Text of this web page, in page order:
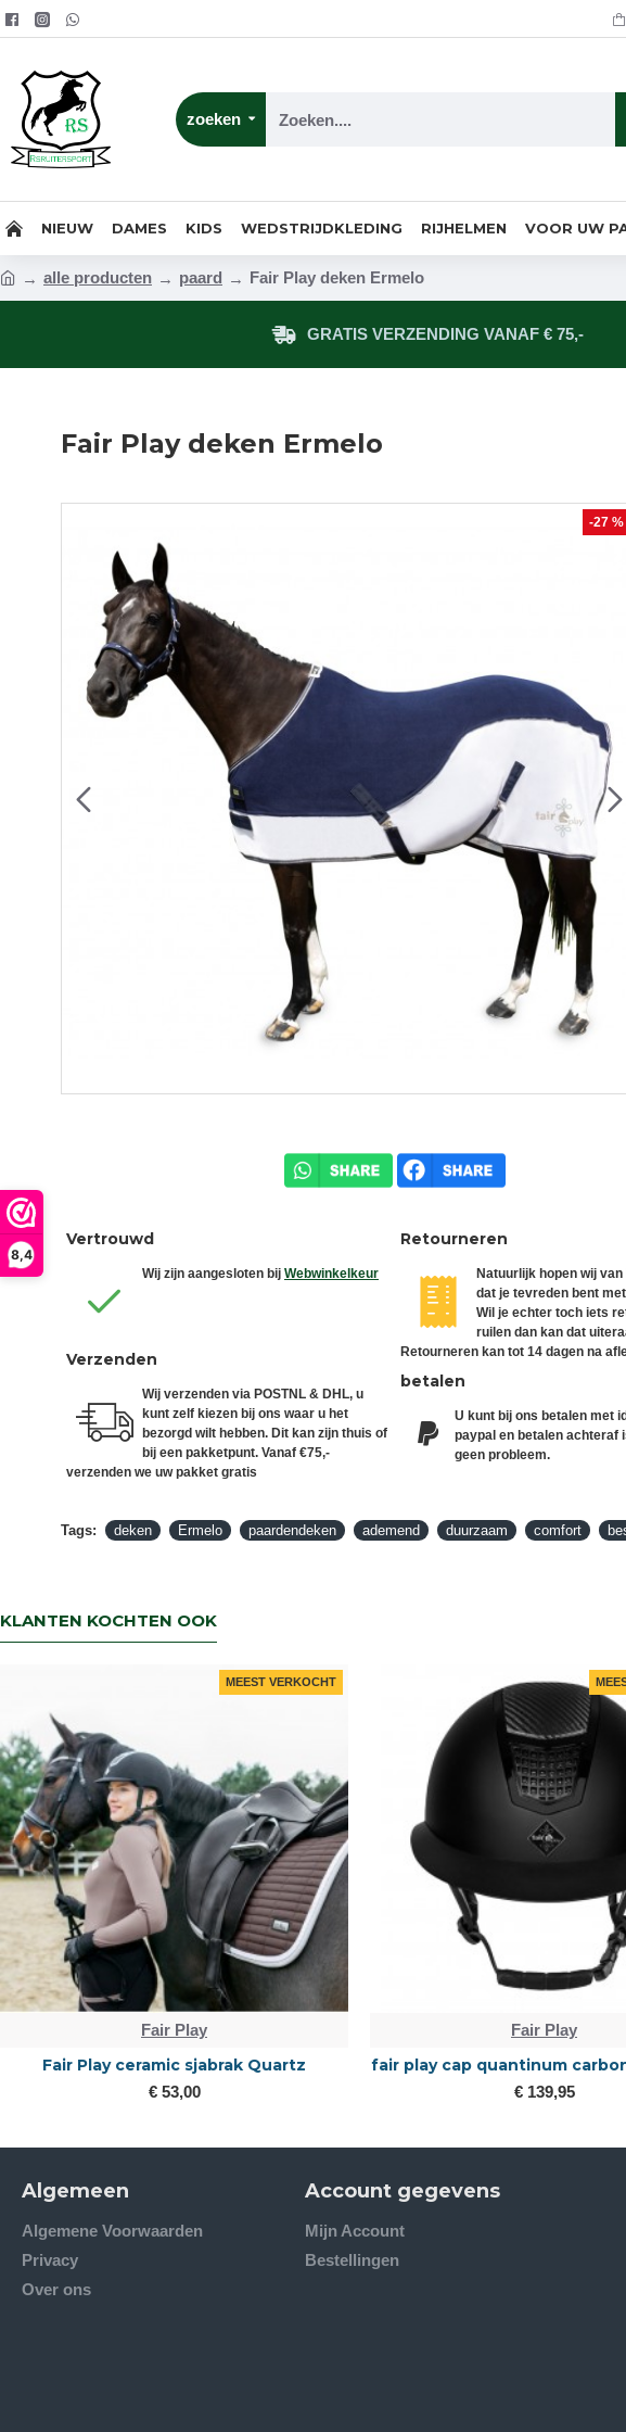
8,4
zoeken
NIEUW DAMES KIDS WEDSTRIJDKLEDING RIJHELMEN VOOR UW
alle producten paard Fair Play deken Ermelo
GRATIS VERZENDING VANAF € 75,-
Fair Play deken Ermelo
-27 %
Vertrouwd
Wij zijn aangesloten bij Webwinkelkeur
Verzenden
Wij verzenden via POSTNL & DHL, u
kunt zelf kiezen bij ons waar u het
bezorgd wilt hebben. Dit kan zijn thuis of
bij een pakketpunt. Vanaf €75,-
verzenden we uw pakket gratis
Retourneren
Natuurlijk hopen wij
dat je tevreden bent
Wil je echter toch iets
ruilen dan kan dat
Retourneren kan tot 14 dagen na
betalen
U kunt bij ons betalen met
paypal en betalen achteraf
geen probleem.
Tags: deken Ermelo paardendeken ademend duurzaam comfort
KLANTEN KOCHTEN OOK
MEEST VERKOCHT
Fair Play
Fair Play Dressuurjasje Lexim blauw en
zwart
Fair Play
Fair Play Dressuurjasje Lexim
€ 225,00
Algemeen
Algemene Voorwaarden
Privacy
Over ons
Account gegevens
Mijn Account
Bestellingen